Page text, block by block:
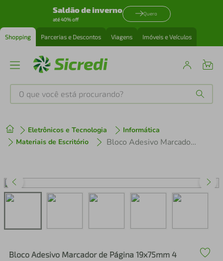
Saldão de inverno
até 40% off
Quero
Shopping Parcerias e Descontos Viagens Imóveis e Veículos
O que você está procurando?
Eletrônicos e Tecnologia
Informática
Materiais de Escritório
Bloco Adesivo Marcador de Página 19x75mm 4 Cores Neon 200 Folhas Keep - EI022 EI022
Bloco Adesivo Marcador de Página 19x75mm 4
1º tenis
3º perfume
iphone